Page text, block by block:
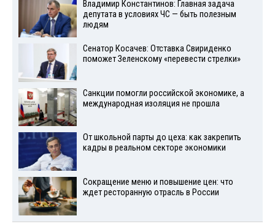
Владимир Константинов: Главная задача
депутата в условиях ЧС — быть полезным
людям
Сенатор Косачев: Отставка Свириденко
поможет Зеленскому «перевести стрелки»
Санкции помогли российской экономике, а
международная изоляция не прошла
От школьной парты до цеха: как закрепить
кадры в реальном секторе экономики
Сокращение меню и повышение цен: что
ждет ресторанную отрасль в России